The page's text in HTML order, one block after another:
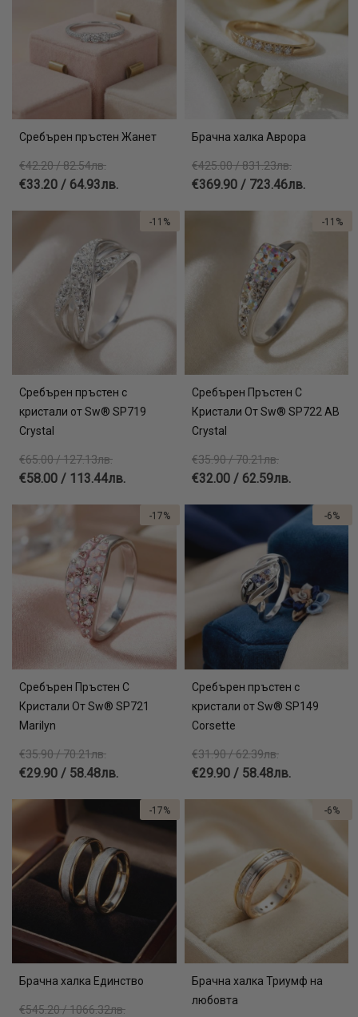
Сребърен пръстен Жанет
€42.20 / 82.54лв.
€33.20 / 64.93лв.
Брачна халка Аврора
€425.00 / 831.23лв.
€369.90 / 723.46лв.
Сребърен пръстен с
кристали от Sw® SP719
Crystal
€65.00 / 127.13лв.
€58.00 / 113.44лв.
-11%
Сребърен Пръстен С
Кристали От Sw® SP722 AB
Crystal
€35.90 / 70.21лв.
€32.00 / 62.59лв.
-11%
Сребърен Пръстен С
Кристали От Sw® SP721
Marilyn
€35.90 / 70.21лв.
€29.90 / 58.48лв.
-17%
Сребърен пръстен с
кристали от Sw® SP149
Corsette
€31.90 / 62.39лв.
€29.90 / 58.48лв.
-6%
Брачна халка Единство
€545.20 / 1066.32лв.
-17%
Брачна халка Триумф на
любовта
-6%